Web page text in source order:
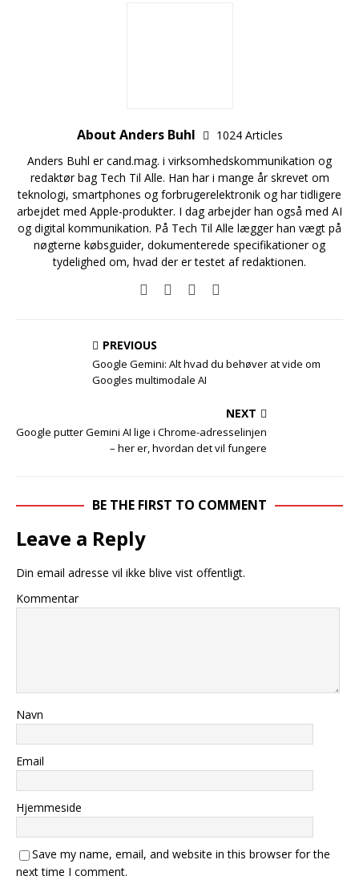
About Anders Buhl
1024 Articles
Anders Buhl er cand.mag. i virksomhedskommunikation og
redaktør bag Tech Til Alle. Han har i mange år skrevet om
teknologi, smartphones og forbrugerelektronik og har tidligere
arbejdet med Apple-produkter. I dag arbejder han også med AI
og digital kommunikation. På Tech Til Alle lægger han vægt på
nøgterne købsguider, dokumenterede specifikationer og
tydelighed om, hvad der er testet af redaktionen.
PREVIOUS
Google Gemini: Alt hvad du behøver at vide om
Googles multimodale AI
NEXT
Google putter Gemini AI lige i Chrome-adresselinjen
– her er, hvordan det vil fungere
BE THE FIRST TO COMMENT
Leave a Reply
Din email adresse vil ikke blive vist offentligt.
Kommentar
Navn
Email
Hjemmeside
Save my name, email, and website in this browser for the
next time I comment.